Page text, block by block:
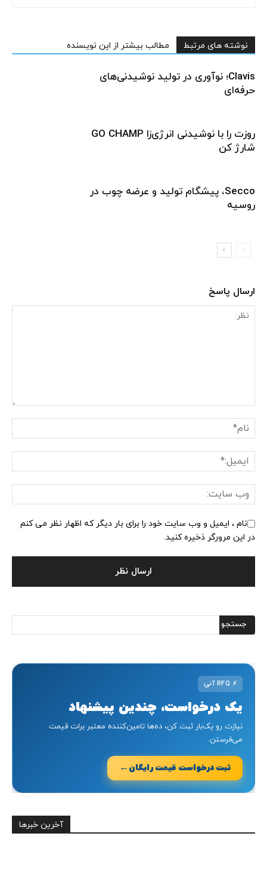
نوشته های مرتبط مطالب بیشتر از این نویسنده
Clavis؛ نوآوری در تولید نوشیدنی‌های
حرفه‌ای
روزت را با نوشیدنی انرژی‌زا GO CHAMP
شارژ کن
Secco، پیشگام تولید و عرضه چوب در
روسیه
ارسال پاسخ
نام ، ایمیل و وب سایت خود را برای بار دیگر که اظهار نظر می کنم
در این مرورگر ذخیره کنید.
⚡
یک درخواست، چندین پیشنهاد
نیازت رو یک‌بار ثبت کن، ده‌ها تامین‌کننده معتبر برات قیمت
می‌فرستن.
ثبت درخواست قیمت رایگان ←
آخرین خبرها